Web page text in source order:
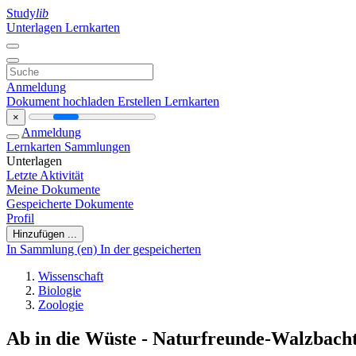
Studylib
Unterlagen Lernkarten
Anmeldung
Dokument hochladen Erstellen Lernkarten
×
Anmeldung
Lernkarten Sammlungen
Unterlagen
Letzte Aktivität
Meine Dokumente
Gespeicherte Dokumente
Profil
Hinzufügen ...
In Sammlung (en) In der gespeicherten
Wissenschaft
Biologie
Zoologie
Ab in die Wüste - Naturfreunde-